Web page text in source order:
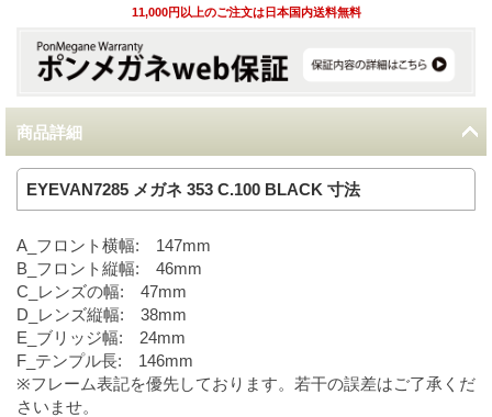
11,000円以上のご注文は日本国内送料無料
商品詳細
EYEVAN7285 メガネ 353 C.100 BLACK 寸法
A_フロント横幅: 147mm
B_フロント縦幅: 46mm
C_レンズの幅: 47mm
D_レンズ縦幅: 38mm
E_ブリッジ幅: 24mm
F_テンプル長: 146mm
※フレーム表記を優先しております。若干の誤差はご了承くだ
さいませ。